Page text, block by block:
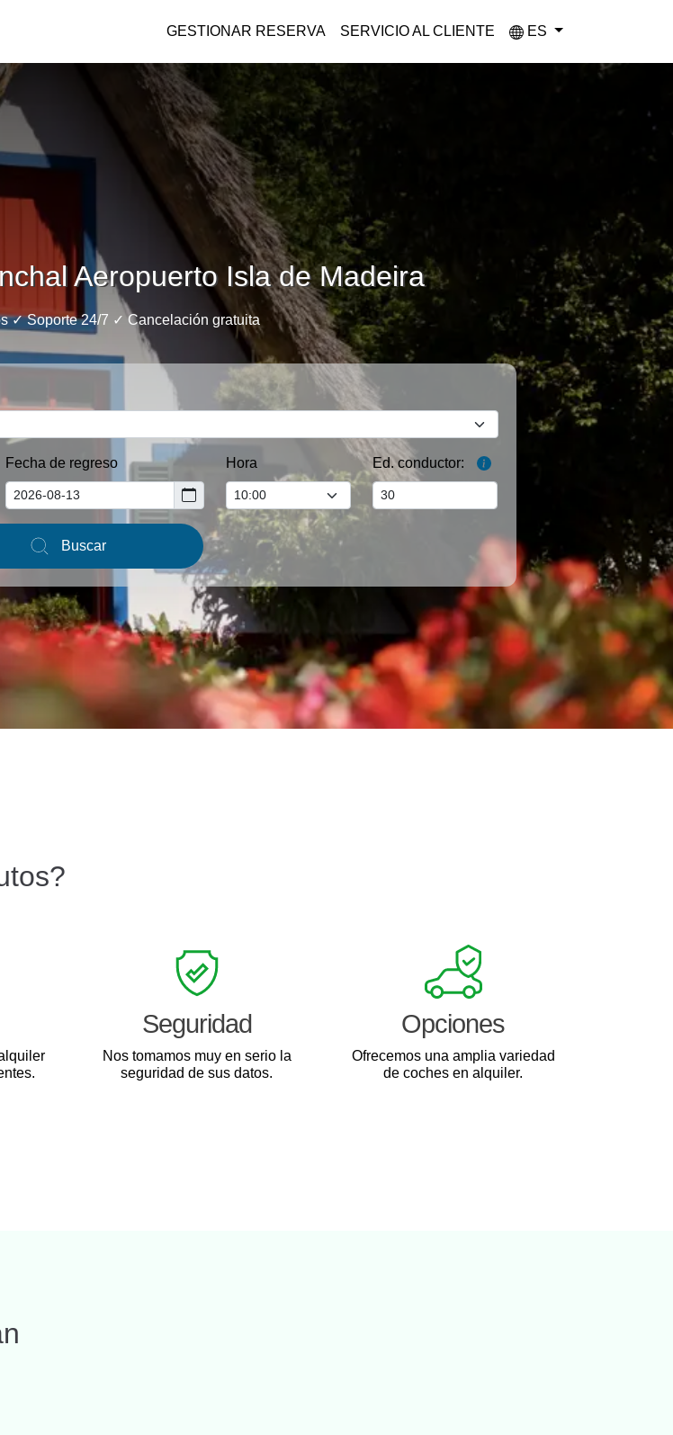
GESTIONAR RESERVA SERVICIO AL CLIENTE ES
Aeropuerto Isla de Madeira
✓ Soporte 24/7 ✓ Cancelación gratuita
Fecha de regreso Hora Ed. conductor:
Buscar
Seguridad
Nos tomamos muy en serio la
seguridad de sus datos.
Opciones
Ofrecemos una amplia variedad
de coches en alquiler.